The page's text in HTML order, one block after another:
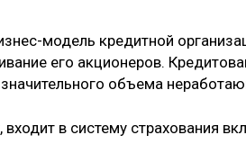
модель кредитной
его акционеров.
объема
в систему страхования